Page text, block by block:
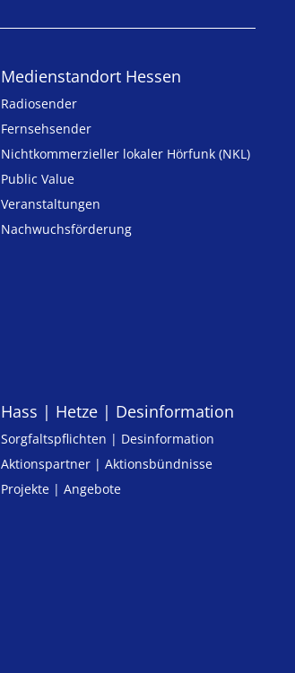
Medienstandort Hessen
Radiosender
Fernsehsender
Nicht­kommer­zieller lo­ka­ler Hör­funk (NKL)
Public Value
Veranstaltungen
Nachwuchsförderung
Hass | Hetze | Desinformation
Sorgfaltspflichten | Desinformation
Aktionspartner | Aktionsbündnisse
Projekte | Angebote